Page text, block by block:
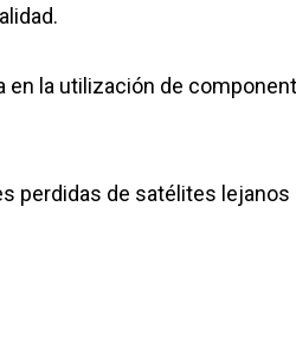
en la utilización de
perdidas de satélites